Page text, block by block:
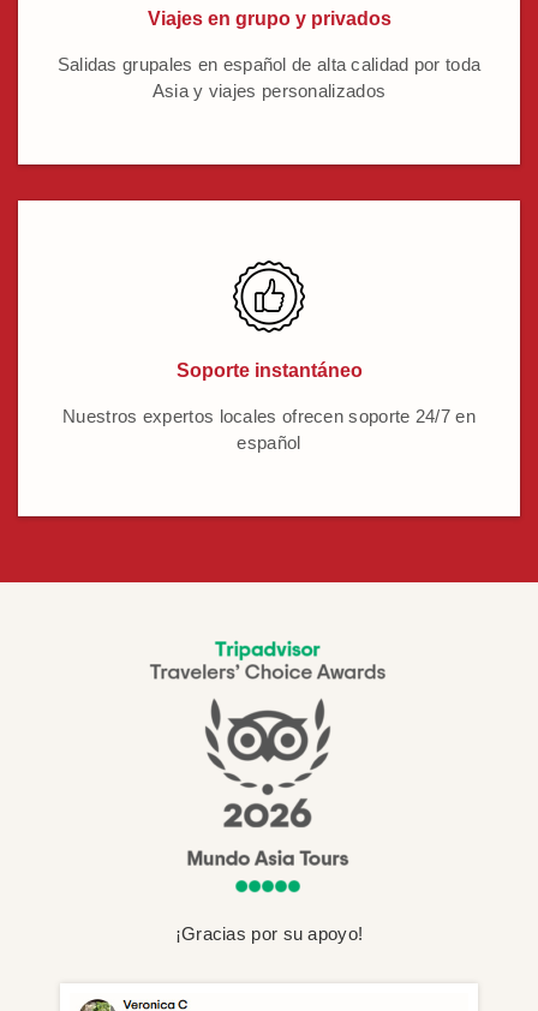
Viajes en grupo y privados
Salidas grupales en español de alta calidad por toda
Asia y viajes personalizados
Soporte instantáneo
Nuestros expertos locales ofrecen soporte 24/7 en
español
¡Gracias por su apoyo!